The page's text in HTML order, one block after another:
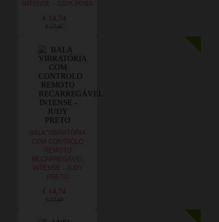
INTENSE - JUDY ROSA
€ 14,74
€ 17,47
BALA VIBRATÓRIA
COM CONTROLO
REMOTO
RECARREGÁVEL
INTENSE - JUDY
PRETO
€ 14,74
€ 17,47